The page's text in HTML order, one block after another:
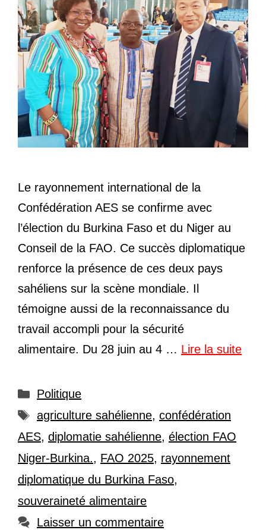
Le rayonnement international de la
Confédération AES se confirme avec
l’élection du Burkina Faso et du Niger au
Conseil de la FAO. Ce succès diplomatique
renforce la présence de ces deux pays
sahéliens sur la scène mondiale. Il
témoigne aussi de la reconnaissance du
travail accompli pour la sécurité
alimentaire. Du 28 juin au 4 … Lire la suite
Catégories
Politique
Étiquettes
agriculture sahélienne, confédération
AES, diplomatie sahélienne, élection FAO
Niger-Burkina., FAO 2025, rayonnement
diplomatique du Burkina Faso,
souveraineté alimentaire
Laisser un commentaire